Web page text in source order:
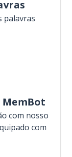
palavras
MemBot
com nosso
com